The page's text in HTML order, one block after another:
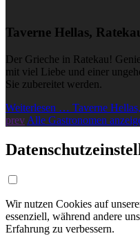
Taverne Hellas,
Der Grieche in Ratekau!
mit viel Liebe und einer
Sie zubereitet werden.
Weiterlesen … Taverne
prev Alle Gastronomen
Wir nutzen Cookies auf
essenziell, während andere
Erfahrung zu verbessern.